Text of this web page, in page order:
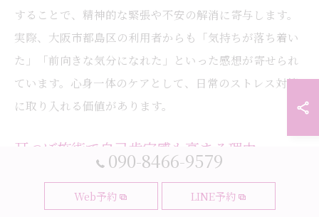
することで、精神的な緊張や不安の解消に寄与します。
実際、大阪市都島区の利用者からも「気持ちが落ち着い
た」「前向きな気分になれた」といった感想が寄せられ
ています。心身一体のケアとして、日常のストレス対策
に取り入れる価値があります。
耳つぼ施術で自己肯定感も高まる理由
感できるため、自己肯定感の向上にもつながります。例
090-8466-9579
Web予約 LINE予約